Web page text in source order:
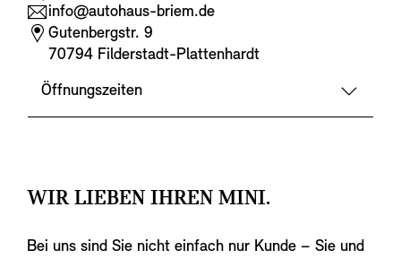
info@autohaus-briem.de
Gutenbergstr. 9
70794 Filderstadt-Plattenhardt
Öffnungszeiten
WIR LIEBEN IHREN MINI.
Bei uns sind Sie nicht einfach nur Kunde – Sie und